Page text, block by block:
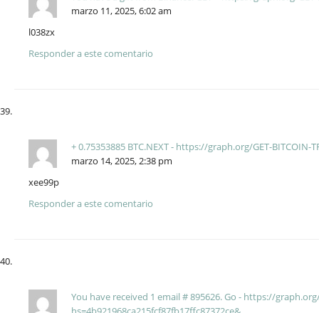
marzo 11, 2025, 6:02 am
l038zx
Responder a este comentario
+ 0.75353885 BTC.NEXT - https://graph.org/GET-BITCOIN-
marzo 14, 2025, 2:38 pm
xee99p
Responder a este comentario
You have received 1 email # 895626. Go - https://graph.org/